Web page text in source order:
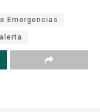
Emergencias